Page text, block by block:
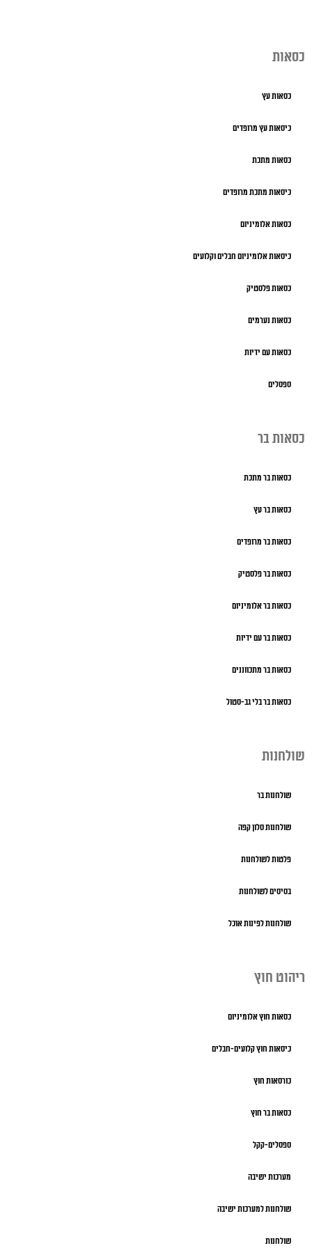
כסאות
כסאות עץ
כיסאות עץ מרופדים
כסאות מתכת
כיסאות מתכת מרופדים
כסאות אלומיניום
כיסאות אלומיניום חבלים וקלועים
כסאות פלסטיק
כסאות נערמים
כסאות עם ידיות
ספסלים
כסאות בר
כסאות בר מתכת
כסאות בר עץ
כסאות בר מרופדים
כסאות בר פלסטיק
כסאות בר אלומיניום
כסאות בר עם ידיות
כסאות בר מתכווננים
כסאות בר בלי גב-סטול
שולחנות
שולחנות בר
שולחנות סלון קפה
פלטות לשולחנות
בסיסים לשולחנות
שולחנות לפינות אוכל
ריהוט חוץ
כסאות חוץ אלומיניום
כיסאות חוץ קלועים-חבלים
כורסאות חוץ
כסאות בר חוץ
ספסלים-קקל
מערכות ישיבה
שולחנות למערכות ישיבה
שולחנות